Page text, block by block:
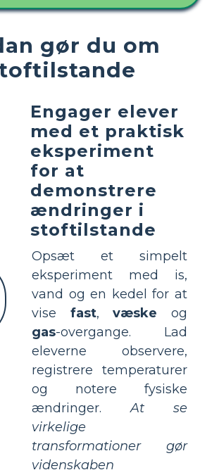
gør du om
Engager elever
med et praktisk
eksperiment
for at
demonstrere
ændringer i
stoftilstande
Opsæt et simpelt
eksperiment med is,
vand og en kedel for at
vise fast,væske og
gas-overgange. Lad
eleverne observere,
registrere temperaturer
og notere fysiske
ændringer.At se
virkelige
transformationer gør
videnskaben